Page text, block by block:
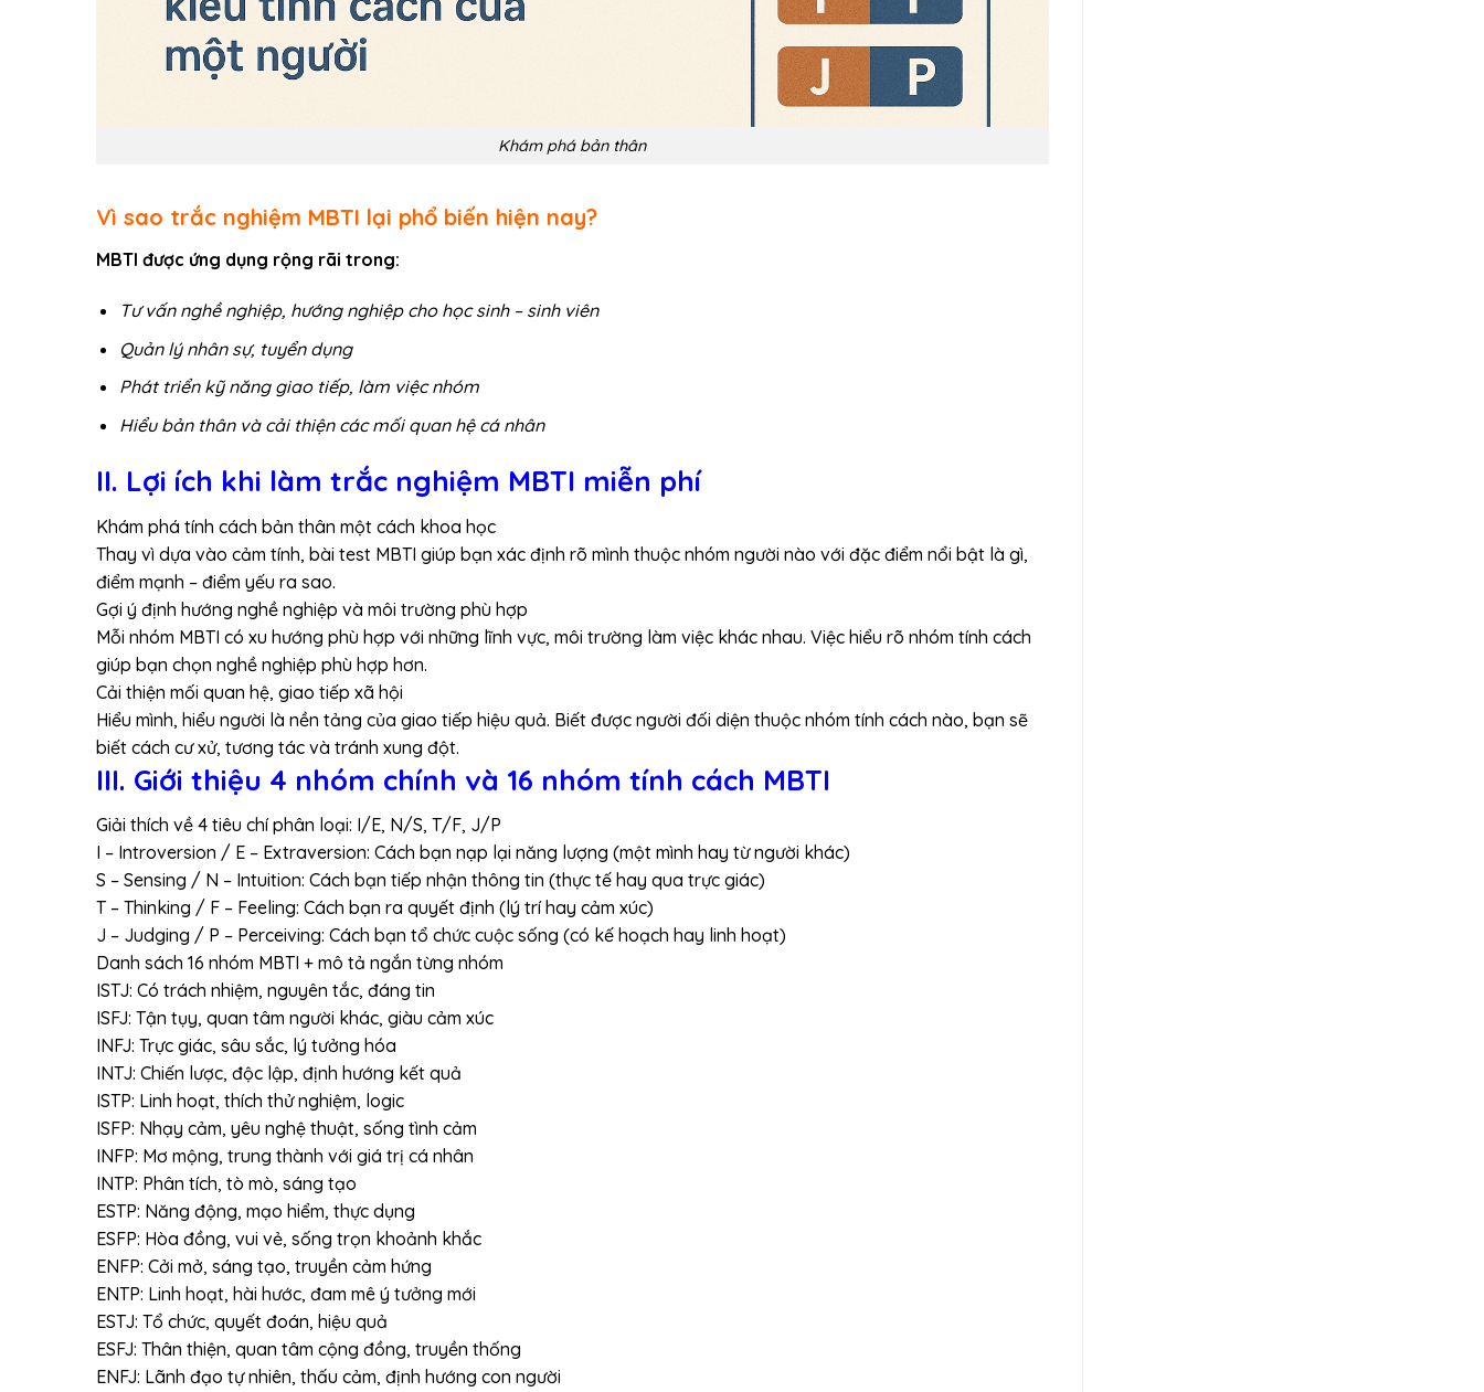
Khám phá bản thân
Vì sao trắc nghiệm MBTI lại phổ biến hiện nay?
MBTI được ứng dụng rộng rãi trong:
Tư vấn nghề nghiệp, hướng nghiệp cho học sinh – sinh viên
Quản lý nhân sự, tuyển dụng
Phát triển kỹ năng giao tiếp, làm việc nhóm
Hiểu bản thân và cải thiện các mối quan hệ cá nhân
II. Lợi ích khi làm trắc nghiệm MBTI miễn phí
Khám phá tính cách bản thân một cách khoa học
Thay vì dựa vào cảm tính, bài test MBTI giúp bạn xác định rõ mình thuộc nhóm người nào với đặc điểm nổi bật là gì,
điểm mạnh – điểm yếu ra sao.
Gợi ý định hướng nghề nghiệp và môi trường phù hợp
Mỗi nhóm MBTI có xu hướng phù hợp với những lĩnh vực, môi trường làm việc khác nhau. Việc hiểu rõ nhóm tính cách
giúp bạn chọn nghề nghiệp phù hợp hơn.
Cải thiện mối quan hệ, giao tiếp xã hội
Hiểu mình, hiểu người là nền tảng của giao tiếp hiệu quả. Biết được người đối diện thuộc nhóm tính cách nào, bạn sẽ
biết cách cư xử, tương tác và tránh xung đột.
III. Giới thiệu 4 nhóm chính và 16 nhóm tính cách MBTI
Giải thích về 4 tiêu chí phân loại: I/E, N/S, T/F, J/P
I – Introversion / E – Extraversion: Cách bạn nạp lại năng lượng (một mình hay từ người khác)
S – Sensing / N – Intuition: Cách bạn tiếp nhận thông tin (thực tế hay qua trực giác)
T – Thinking / F – Feeling: Cách bạn ra quyết định (lý trí hay cảm xúc)
J – Judging / P – Perceiving: Cách bạn tổ chức cuộc sống (có kế hoạch hay linh hoạt)
Danh sách 16 nhóm MBTI + mô tả ngắn từng nhóm
ISTJ: Có trách nhiệm, nguyên tắc, đáng tin
ISFJ: Tận tụy, quan tâm người khác, giàu cảm xúc
INFJ: Trực giác, sâu sắc, lý tưởng hóa
INTJ: Chiến lược, độc lập, định hướng kết quả
ISTP: Linh hoạt, thích thử nghiệm, logic
ISFP: Nhạy cảm, yêu nghệ thuật, sống tình cảm
INFP: Mơ mộng, trung thành với giá trị cá nhân
INTP: Phân tích, tò mò, sáng tạo
ESTP: Năng động, mạo hiểm, thực dụng
ESFP: Hòa đồng, vui vẻ, sống trọn khoảnh khắc
ENFP: Cởi mở, sáng tạo, truyền cảm hứng
ENTP: Linh hoạt, hài hước, đam mê ý tưởng mới
ESTJ: Tổ chức, quyết đoán, hiệu quả
ESFJ: Thân thiện, quan tâm cộng đồng, truyền thống
ENFJ: Lãnh đạo tự nhiên, thấu cảm, định hướng con người